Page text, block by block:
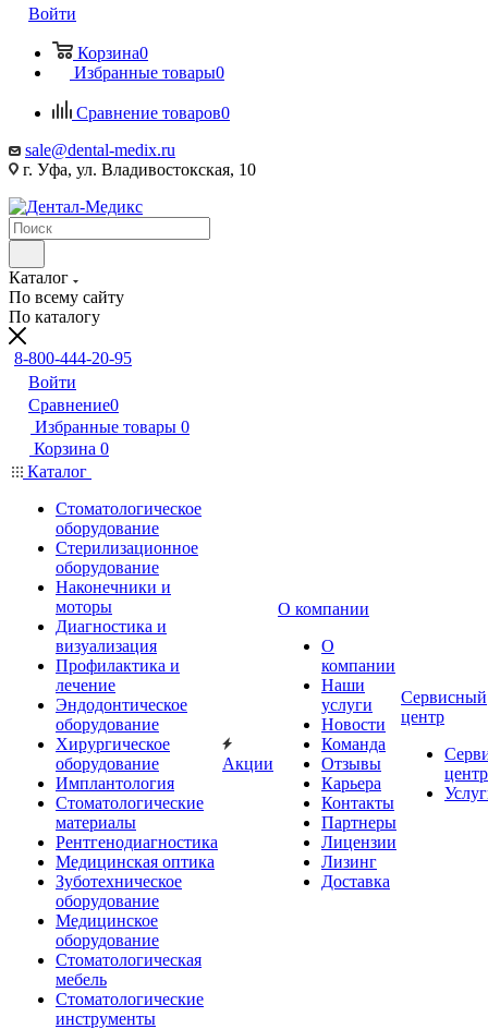
Войти
Корзина0
Избранные товары0
Сравнение товаров0
sale@dental-medix.ru
г. Уфа, ул. Владивостокская, 10
Каталог
По всему сайту
По каталогу
8-800-444-20-95
Войти
Сравнение0
Избранные товары 0
Корзина 0
Каталог
Стоматологическое
оборудование
Стерилизационное
оборудование
Наконечники и
моторы
Диагностика и
визуализация
Профилактика и
лечение
Эндодонтическое
оборудование
Хирургическое
оборудование
Имплантология
Стоматологические
материалы
Рентгенодиагностика
Медицинская оптика
Зуботехническое
оборудование
Медицинское
оборудование
Стоматологическая
мебель
Стоматологические
инструменты
Акции
О компании
О
компании
Наши
услуги
Новости
Команда
Отзывы
Карьера
Контакты
Партнеры
Лицензии
Лизинг
Доставка
Сервисный
центр
центр